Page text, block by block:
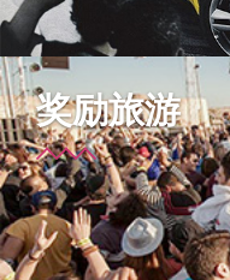
奖励旅游